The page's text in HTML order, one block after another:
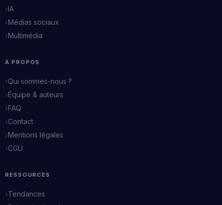
IA
Médias sociaux
Multimédia
À PROPOS
Qui sommes-nous ?
Équipe & auteurs
FAQ
Contact
Mentions légales
CGU
RESSOURCES
Tendances